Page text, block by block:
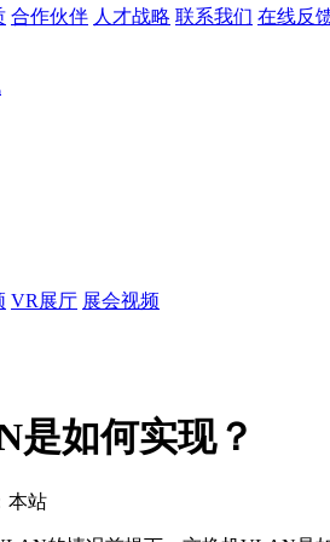
合作伙伴 人才战略 联系我们 在线反
VR展厅 展会视频
是如何实现？
本站